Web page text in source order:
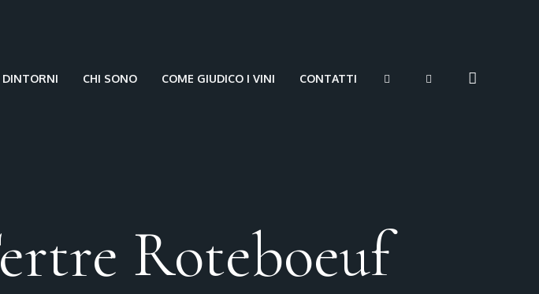
DINTORNI CHI SONO COME GIUDICO I VINI CONTATTI
Roteboeuf